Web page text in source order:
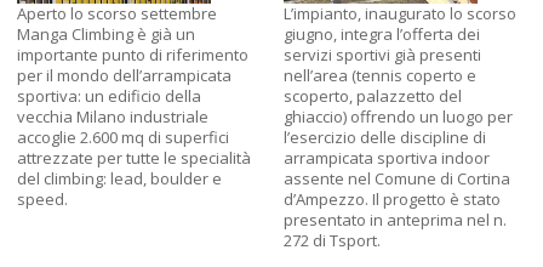
Aperto lo scorso settembre
Manga Climbing è già un
importante punto di riferimento
per il mondo dell’arrampicata
sportiva: un edificio della
vecchia Milano industriale
accoglie 2.600 mq di superfici
attrezzate per tutte le specialità
del climbing: lead, boulder e
speed.
L’impianto, inaugurato lo scorso
giugno, integra l’offerta dei
servizi sportivi già presenti
nell’area (tennis coperto e
scoperto, palazzetto del
ghiaccio) offrendo un luogo per
l’esercizio delle discipline di
arrampicata sportiva indoor
assente nel Comune di Cortina
d’Ampezzo. Il progetto è stato
presentato in anteprima nel n.
272 di Tsport.